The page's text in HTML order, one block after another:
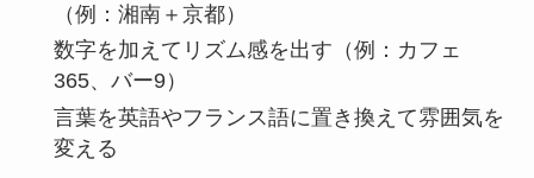
（例：湘南＋京都）
数字を加えてリズム感を出す（例：カフェ
365、バー9）
言葉を英語やフランス語に置き換えて雰囲気を
変える